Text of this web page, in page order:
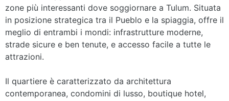
zone più interessanti dove soggiornare a Tulum. Situata
in posizione strategica tra il Pueblo e la spiaggia, offre il
meglio di entrambi i mondi: infrastrutture moderne,
strade sicure e ben tenute, e accesso facile a tutte le
attrazioni.
Il quartiere è caratterizzato da architettura
contemporanea, condomini di lusso, boutique hotel,